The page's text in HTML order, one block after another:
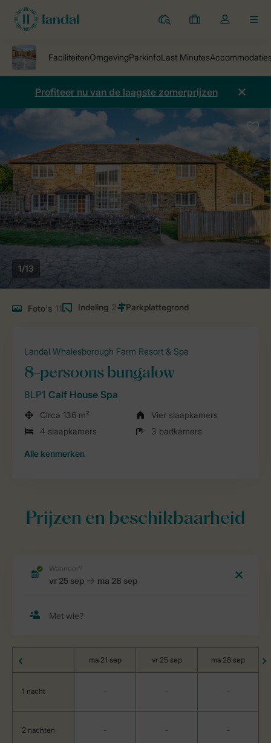
Parken
Mijn
Open
mijn
account
Profiteer nu van de laagste zomerprijzen
1/13
Foto's 11 Indeling 2
Landal Whalesborough Farm Resort & Spa
8-persoons bungalow
8LP1 Calf House Spa
Circa 136 m²
Vier slaapkamers
4 slaapkamers
3 badkamers
Alle kenmerken
Prijzen en beschikbaarheid
ma 21 sep vr 25 sep ma 28 sep
1 nacht - - -
2 nachten - - -